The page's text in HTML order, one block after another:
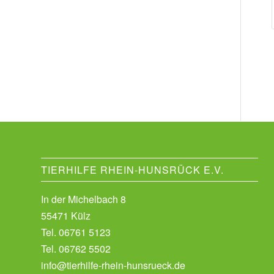
TIERHILFE RHEIN-HUNSRÜCK E.V.
In der Michelbach 8
55471 Külz
Tel. 06761 5123
Tel. 06762 5502
info@tierhilfe-rhein-hunsrueck.de